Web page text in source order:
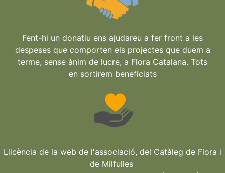
Fent-hi un donatiu ens ajudareu a fer front a les
despeses que comporten els projectes que duem a
terme, sense ànim de lucre, a Flora Catalana. Tots
en sortirem beneficiats
Llicència de la web de l'associació, del Catàleg de Flora i
de Milfulles